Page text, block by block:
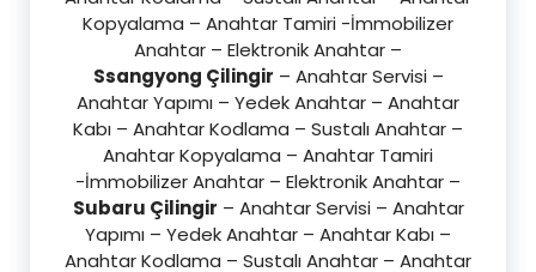
Kopyalama – Anahtar Tamiri -İmmobilizer
Anahtar – Elektronik Anahtar –
Ssangyong Çilingir – Anahtar Servisi –
Anahtar Yapımı – Yedek Anahtar – Anahtar
Kabı – Anahtar Kodlama – Sustalı Anahtar –
Anahtar Kopyalama – Anahtar Tamiri
-İmmobilizer Anahtar – Elektronik Anahtar –
Subaru Çilingir – Anahtar Servisi – Anahtar
Yapımı – Yedek Anahtar – Anahtar Kabı –
Anahtar Kodlama – Sustalı Anahtar – Anahtar